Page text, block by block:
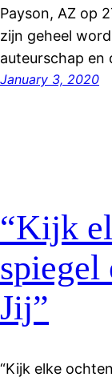
Payson, AZ op
zijn geheel
auteurschap en
January 3, 2020
“Kijk
spiegel
Jij”
“Kijk elke